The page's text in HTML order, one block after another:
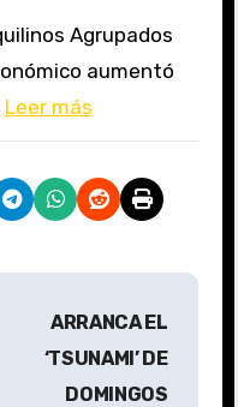
aumentó
Leer más
ARRANCA EL
‘TSUNAMI’ DE
DOMINGOS